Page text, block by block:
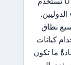
نطاق
كيانات
ما تكون